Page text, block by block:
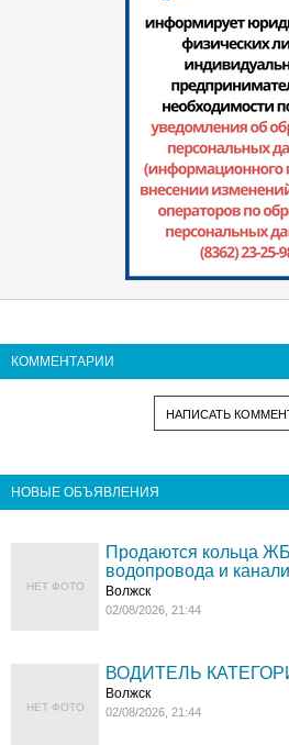
КОММЕНТАРИИ
НАПИСАТЬ
НОВЫЕ ОБЪЯВЛЕНИЯ
НЕТ ФОТО
Продаются кольца
водопровода и
Волжск
02/08/2026, 21:44
НЕТ ФОТО
ВОДИТЕЛЬ
Волжск
02/08/2026, 21:44